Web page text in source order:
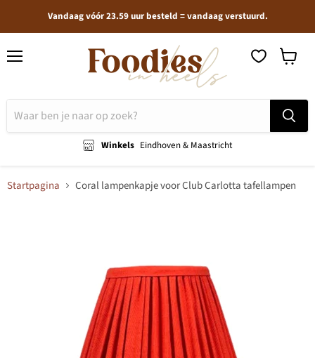
Vandaag vóór 23.59 uur besteld = vandaag verstuurd.
Winkels Eindhoven & Maastricht
Startpagina Coral lampenkapje voor Club Carlotta tafellampen